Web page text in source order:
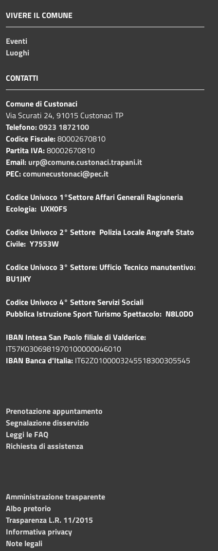
VIVERE IL COMUNE
Eventi
Luoghi
CONTATTI
Comune di Custonaci
Via Scurati 24, 91015 Custonaci TP
Telefono:0923 1872100
Codice Fiscale:80002670810
Partita IVA:80002670810
Email: urp@comune.custonaci.trapani.it
PEC:comunecustonaci@pec.it
Codice Univoco 1°Settore Affari Generali Ragioneria
Ecologia: UXK0F5
Codice Univoco 2° Settore Polizia Locale Angrafe Stato
Civile: Y7553W
Codice Univoco 3° Settore: Ufficio Tecnico manutentivo:
BU1JKY
Codice Univoco 4° Settore Servizi Sociali
Pubblica Istruzione Sport Turismo Spettacolo: N8L0DO
IBAN Intesa San Paolo filiale di Valderice:
IT57K0306981970100000046010
IBAN Banca d'Italia: IT62Z0100003245518300305545
Prenotazione appuntamento
Segnalazione disservizio
Leggi le FAQ
Richiesta di assistenza
Amministrazione trasparente
Albo pretorio
Trasparenza L.R. 11/2015
Informativa privacy
Note legali